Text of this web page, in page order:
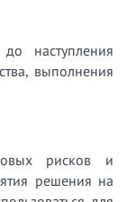
наступления
выполнения
рисков и
решения на